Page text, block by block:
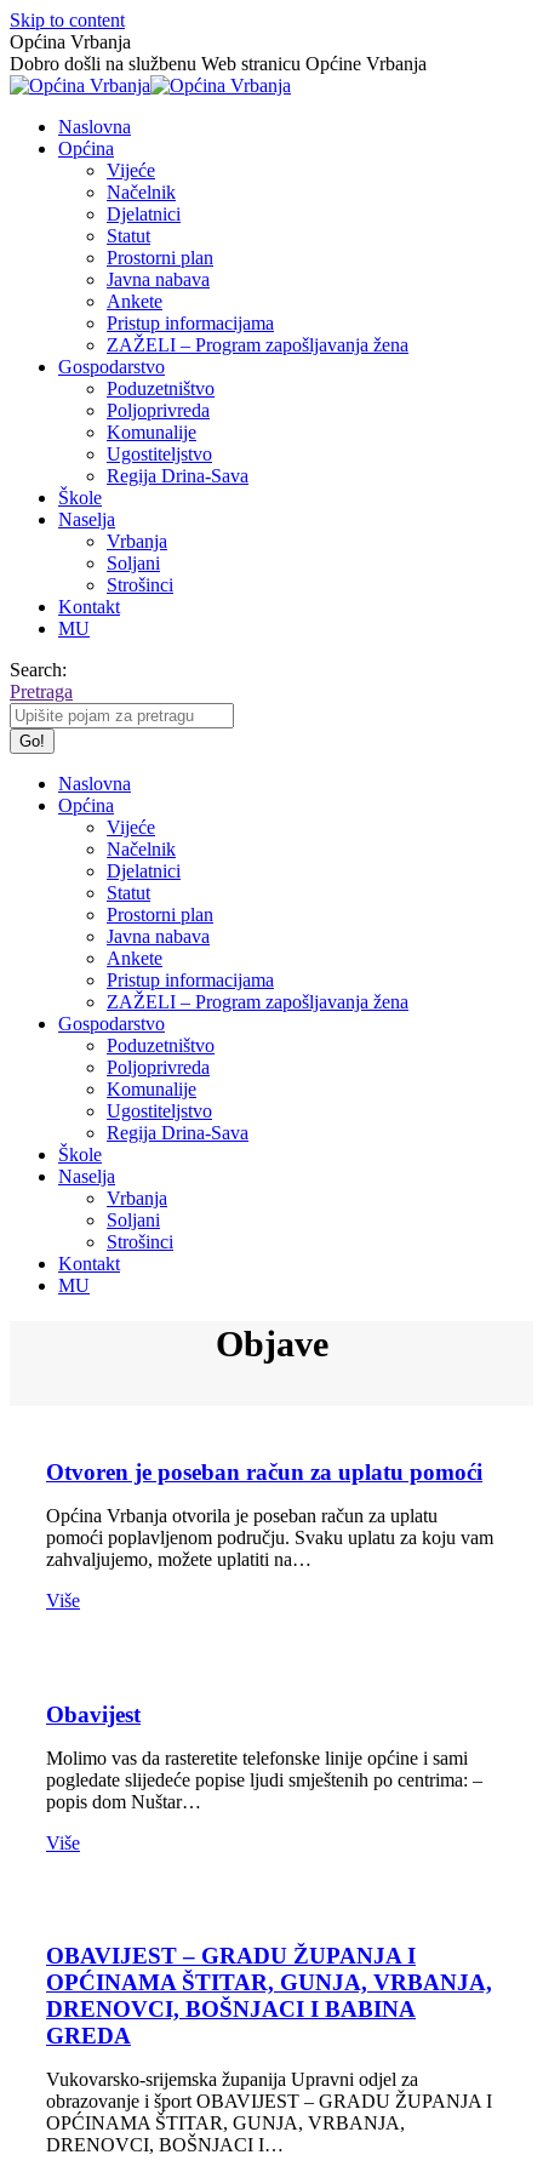
Skip to content
Općina Vrbanja
Dobro došli na službenu Web stranicu Općine Vrbanja
Naslovna
Općina
Vijeće
Načelnik
Djelatnici
Statut
Prostorni plan
Javna nabava
Ankete
Pristup informacijama
ZAŽELI – Program zapošljavanja žena
Gospodarstvo
Poduzetništvo
Poljoprivreda
Komunalije
Ugostiteljstvo
Regija Drina-Sava
Škole
Naselja
Vrbanja
Soljani
Strošinci
Kontakt
MU
Search:
Pretraga
Naslovna
Općina
Vijeće
Načelnik
Djelatnici
Statut
Prostorni plan
Javna nabava
Ankete
Pristup informacijama
ZAŽELI – Program zapošljavanja žena
Gospodarstvo
Poduzetništvo
Poljoprivreda
Komunalije
Ugostiteljstvo
Regija Drina-Sava
Škole
Naselja
Vrbanja
Soljani
Strošinci
Kontakt
MU
Objave
Otvoren je poseban račun za uplatu pomoći
Općina Vrbanja otvorila je poseban račun za uplatu
pomoći poplavljenom području. Svaku uplatu za koju vam
zahvaljujemo, možete uplatiti na…
Više
Obavijest
Molimo vas da rasteretite telefonske linije općine i sami
pogledate slijedeće popise ljudi smještenih po centrima: –
popis dom Nuštar…
Više
OBAVIJEST – GRADU ŽUPANJA I
OPĆINAMA ŠTITAR, GUNJA, VRBANJA,
DRENOVCI, BOŠNJACI I BABINA
GREDA
Vukovarsko-srijemska županija Upravni odjel za
obrazovanje i šport OBAVIJEST – GRADU ŽUPANJA I
OPĆINAMA ŠTITAR, GUNJA, VRBANJA,
DRENOVCI, BOŠNJACI I…